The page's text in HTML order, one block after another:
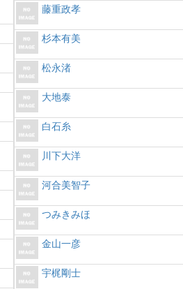
藤重政孝
杉本有美
松永渚
大地泰
白石糸
川下大洋
河合美智子
つみきみほ
金山一彦
宇梶剛士